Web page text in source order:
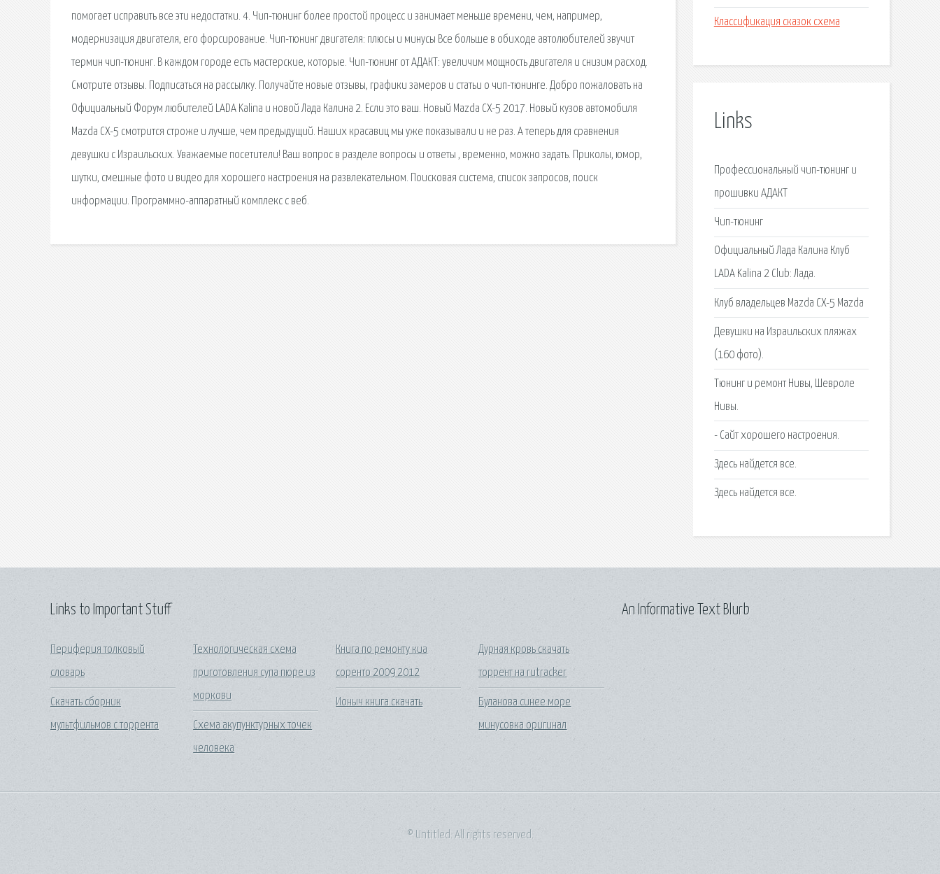
помогает исправить все эти недостатки. 4. Чип-тюнинг более простой процесс и занимает меньше времени, чем, например,
модернизация двигателя, его форсирование. Чип-тюнинг двигателя: плюсы и минусы Все больше в обиходе автолюбителей звучит
термин чип-тюнинг. В каждом городе есть мастерские, которые. Чип-тюнинг от АДАКТ: увеличим мощность двигателя и снизим расход.
Смотрите отзывы. Подписаться на рассылку. Получайте новые отзывы, графики замеров и статьи о чип-тюнинге. Добро пожаловать на
Официальный Форум любителей LADA Kalina и новой Лада Калина 2. Если это ваш. Новый Mazda CX-5 2017. Новый кузов автомобиля
Mazda CX-5 смотрится строже и лучше, чем предыдущий. Наших красавиц мы уже показывали и не раз. А теперь для сравнения
девушки с Израильских. Уважаемые посетители! Ваш вопрос в разделе вопросы и ответы , временно, можно задать. Приколы, юмор,
шутки, смешные фото и видео для хорошего настроения на развлекательном. Поисковая сиcтема, список запросов, поиск
информации. Программно-аппаратный комплекс с веб.
Классификация сказок схема
Links
Профессиональный чип-тюнинг и
прошивки АДАКТ
Чип-тюнинг
Официальный Лада Калина Клуб
LADA Kalina 2 Club: Лада.
Клуб владельцев Mazda CX-5 Mazda
Дeвушки на Израильских пляжах
(160 фото).
Тюнинг и ремонт Нивы, Шевроле
Нивы.
- Сайт хорошего настроения.
Здесь найдется все.
Здесь найдется все.
Links to Important Stuff
Периферия толковый
словарь
Скачать сборник
мультфильмов с торрента
Технологическая схема
приготовления супа пюре из
моркови
Схема акупунктурных точек
человека
Книга по ремонту киа
соренто 2009 2012
Ионыч книга скачать
Дурная кровь скачать
торрент на rutracker
Буланова синее море
минусовка оригинал
An Informative Text Blurb
© Untitled. All rights reserved.